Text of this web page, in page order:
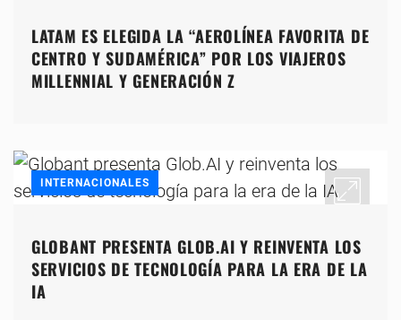
LATAM ES ELEGIDA LA “AEROLÍNEA FAVORITA DE
CENTRO Y SUDAMÉRICA” POR LOS VIAJEROS
MILLENNIAL Y GENERACIÓN Z
INTERNACIONALES
GLOBANT PRESENTA GLOB.AI Y REINVENTA LOS
SERVICIOS DE TECNOLOGÍA PARA LA ERA DE LA
IA